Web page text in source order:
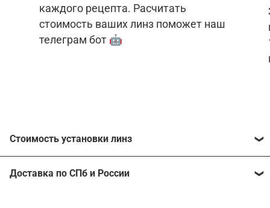
каждого рецепта. Расчитать
стоимость ваших линз поможет наш
телеграм бот 🤖
Стоимость установки линз
Расчитать стоимость ваших линз поможет
Доставка по СПб и России